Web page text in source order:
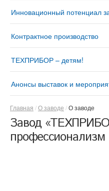
Инновационный потенциал
Контрактное производство
ТЕХПРИБОР – детям!
Анонсы выставок и
Главная О заводе О заводе
Завод
профессионализм